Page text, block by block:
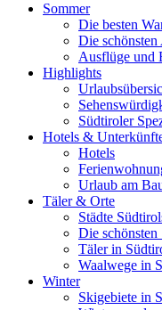
Sommer
Die besten
Die
Ausflüge und
Highlights
Südtiroler
Hotels &
Hotels
Urlaub am
Täler & Orte
Städte
Die schönsten
Täler in
Waalwege in
Winter
Skigebiete in